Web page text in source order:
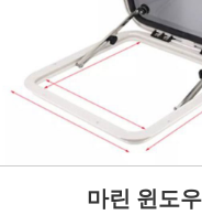
마린 윈도우